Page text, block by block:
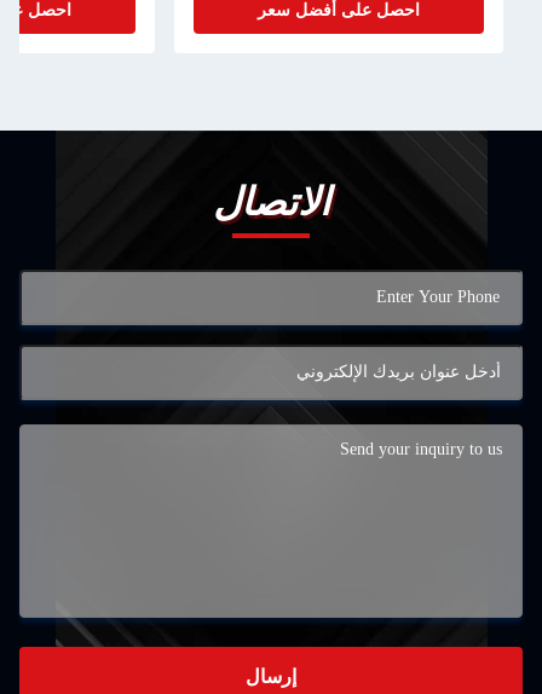
احصل على أفضل سعر احصل
الاتصال
إرسال